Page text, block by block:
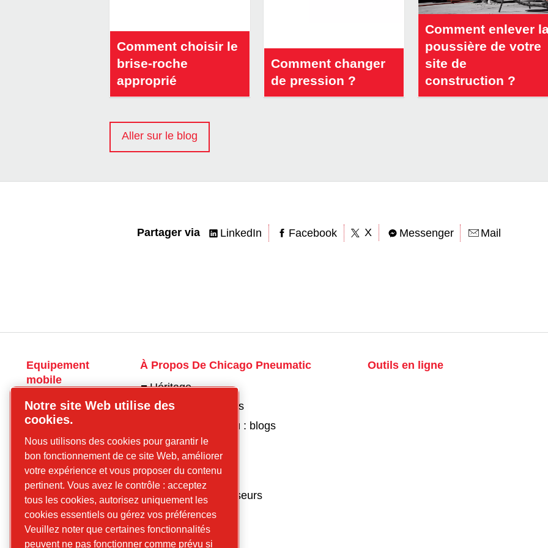
Comment choisir le
brise-roche
approprié
Comment changer
de pression ?
Comment enlever
poussière de votre
site de
construction ?
Aller sur le blog
Partager via LinkedIn Facebook X Messenger Mail
Equipement
mobile
Compresseurs
d’air mobiles
Outils
hydrauliques
portatifs
Outils
pneumatiques
portatifs
Equipement à
À Propos De Chicago Pneumatic
Héritage
Travaille avec nous
Centre de contenu : blogs
Nous contacter
Pour les outils
Pour les compresseurs
Outils en ligne
Notre site Web utilise des
cookies.
Nous utilisons des cookies pour garantir le
bon fonctionnement de ce site Web, améliorer
votre expérience et vous proposer du contenu
pertinent. Vous avez le contrôle : acceptez
tous les cookies, autorisez uniquement les
cookies essentiels ou gérez vos préférences
Veuillez noter que certaines fonctionnalités
peuvent ne pas fonctionner comme prévu si